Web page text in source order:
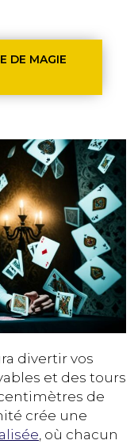
DE MAGIE
divertir vos
et des tours
de
crée une
, où chacun